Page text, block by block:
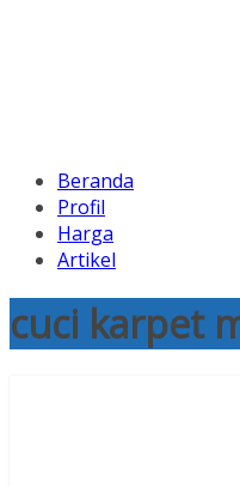
Beranda
Profil
Harga
Artikel
cuci karpet